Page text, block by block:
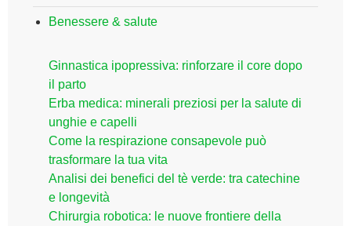
Benessere & salute
Ginnastica ipopressiva: rinforzare il core dopo
il parto
Erba medica: minerali preziosi per la salute di
unghie e capelli
Come la respirazione consapevole può
trasformare la tua vita
Analisi dei benefici del tè verde: tra catechine
e longevità
Chirurgia robotica: le nuove frontiere della